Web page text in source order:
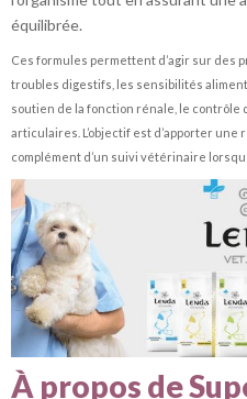
équilibrée.
Ces formules permettent d’agir sur
troubles digestifs, les sensibilités
soutien de la fonction rénale, le contrôle
articulaires. L’objectif est d’apporter
complément d’un suivi vétérinaire
À propos de